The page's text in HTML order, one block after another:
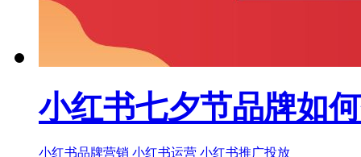
小红书七夕节品牌如
小红书品牌营销 小红书运营 小红书推广投放